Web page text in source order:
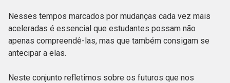
Nesses tempos marcados por mudanças cada vez mais
aceleradas é essencial que estudantes possam não
apenas compreendê-las, mas que também consigam se
antecipar a elas.
Neste conjunto refletimos sobre os futuros que nos